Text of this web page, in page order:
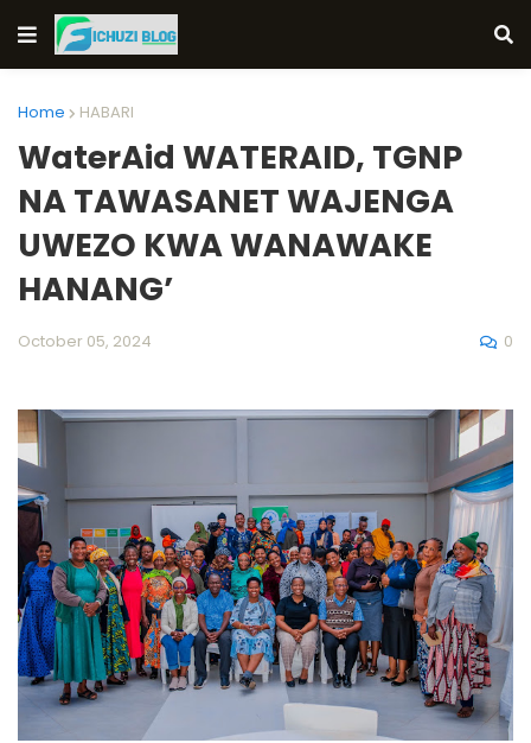
Home HABARI
WaterAid WATERAID, TGNP
NA TAWASANET WAJENGA
UWEZO KWA WANAWAKE
HANANG’
October 05, 2024 0